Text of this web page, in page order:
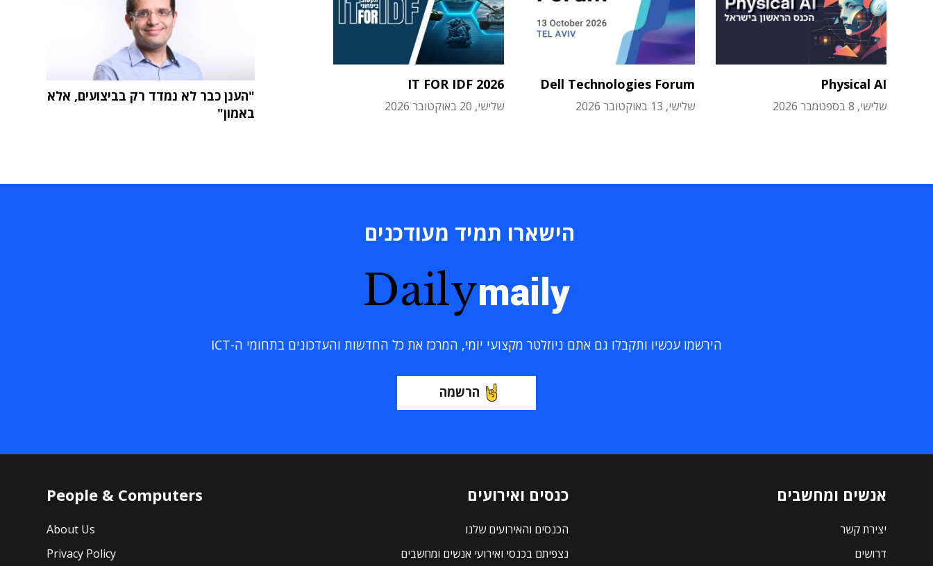
Physical AI
שלישי, 8 בספטמבר 2026
Dell Technologies Forum
שלישי, 13 באוקטובר 2026
IT FOR IDF 2026
שלישי, 20 באוקטובר 2026
"הענן כבר לא נמדד רק בביצועים, אלא
באמון"
הישארו תמיד מעודכנים
Dailymaily
הירשמו עכשיו ותקבלו גם אתם ניוזלטר מקצועי יומי, המרכז את כל החדשות והעדכונים בתחומי ה-ICT
הרשמה
אנשים ומחשבים
יצירת קשר
דרושים
כנסים ואירועים
הכנסים והאירועים שלנו
נצפיתם בכנסי ואירועי אנשים ומחשבים
People & Computers
About Us
Privacy Policy